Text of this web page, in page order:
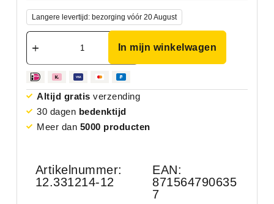
Langere levertijd: bezorging vóór 20 August
In mijn winkelwagen
Altijd gratis verzending
30 dagen bedenktijd
Meer dan 5000 producten
Artikelnummer:
12.331214-12
EAN:
871564790635
7